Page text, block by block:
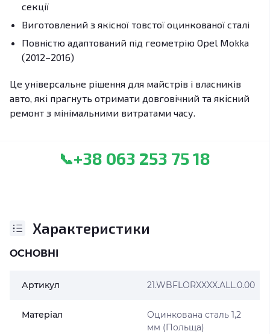
секції
Виготовлений з якісної товстої оцинкованої сталі
Повністю адаптований під геометрію Opel Mokka
(2012–2016)
Це універсальне рішення для майстрів і власників
авто, які прагнуть отримати довговічний та якісний
ремонт з мінімальними витратами часу.
📞+38 063 253 75 18
Характеристики
ОСНОВНІ
Артикул 21.WBFLORXXXX.ALL.0.00
Матеріал
Оцинкована сталь 1,2
мм (Польща)